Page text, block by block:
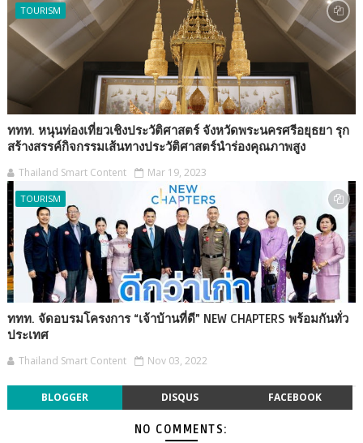
TOURISM
ททท. หนุนท่องเที่ยวเชิงประวัติศาสตร์ จังหวัดพระนครศรีอยุธยา รุก
สร้างสรรค์กิจกรรมเส้นทางประวัติศาสตร์นำร่องคุณภาพสูง
Thailand Smart Content Mar 19, 2023
TOURISM
ททท. จัดอบรมโครงการ “เจ้าบ้านที่ดี” NEW CHAPTERS พร้อมกันทั่ว
ประเทศ
Thailand Smart Content Nov 03, 2022
BLOGGER DISQUS FACEBOOK
NO COMMENTS: